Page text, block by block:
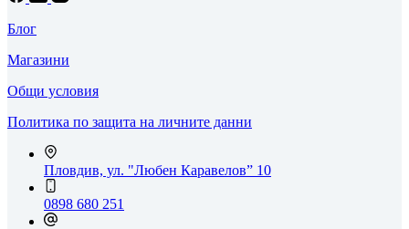
Блог
Магазини
Общи условия
Политика по защита на личните данни
Пловдив, ул. "Любен Каравелов” 10
0898 680 251